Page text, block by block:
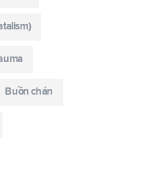
Buồn chán